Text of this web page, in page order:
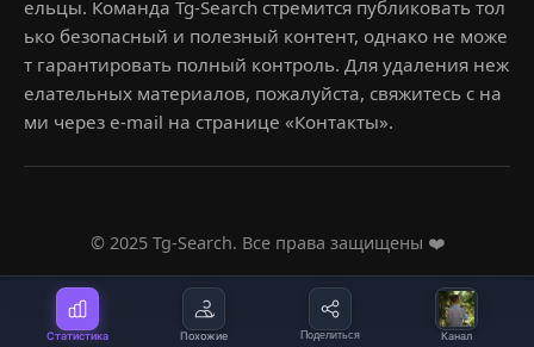
Статистика Похожие Поделиться Канал
ельцы. Команда Tg-Search стремится публиковать тол
ько безопасный и полезный контент, однако не може
т гарантировать полный контроль. Для удаления неж
елательных материалов, пожалуйста, свяжитесь с на
ми через e-mail на странице «Контакты».
© 2025 Tg-Search. Все права защищены ❤️